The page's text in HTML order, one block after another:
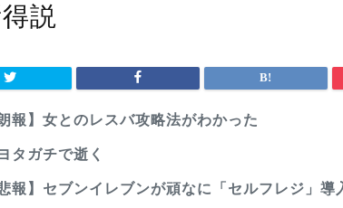
説
朗報】女とのレスバ攻略法がわかった
タガチで逝く
悲報】セブンイレブンが頑なに「セルフレジ」導